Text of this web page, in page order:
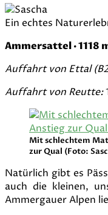
Ein echtes
Ammersattel · 1118
Auffahrt von Ettal
Auffahrt von Reutte:
Mit schlechtem
zur Qual (Foto:
Natürlich gibt es
auch die kleinen,
Ammergauer Alpen